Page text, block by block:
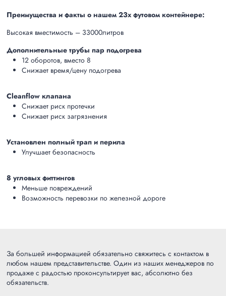
Преимущества и факты о нашем 23х футовом контейнере:
Высокая вместимость – 33000литров
Дополнительные трубы пар подогрева
12 оборотов, вместо 8
Снижает время/цену подогрева
Cleanflow клапана
Снижает риск протечки
Снижает риск загрязнения
Установлен полный трап и перила
Улучшает безопасность
8 угловых фиттингов
Меньше повреждений
Возможность перевозки по железной дороге
За большей информацией обязательно свяжитесь с контактом в
любом нашем представительстве. Один из наших менеджеров по
продаже с радостью проконсультирует вас, абсолютно без
обязательств.